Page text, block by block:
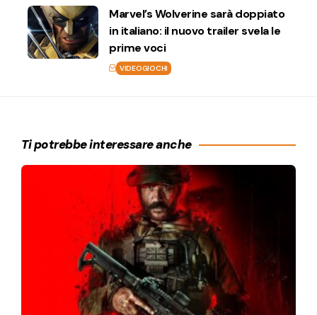
Marvel’s Wolverine sarà doppiato
in italiano: il nuovo trailer svela le
prime voci
VIDEOGIOCHI
Ti potrebbe interessare anche